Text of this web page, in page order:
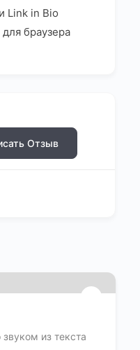
Link in Bio
браузера
Отзыв
из текста